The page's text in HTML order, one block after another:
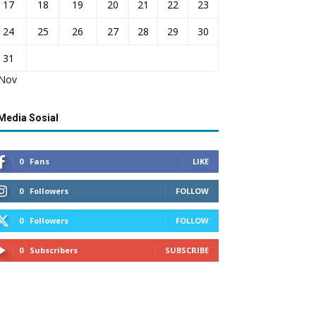
17 18 19 20 21 22
23
24
25 26 27 28 29
30
31
Sosial
0 Fans LIKE
0 Followers FOLLOW
0 Followers FOLLOW
0 Subscribers SUBSCRIBE